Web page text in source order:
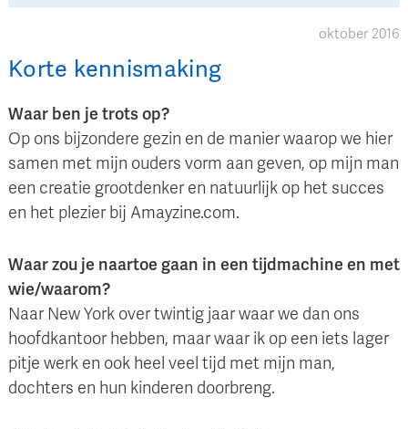
oktober 2016
Korte kennismaking
Waar ben je trots op?
Op ons bijzondere gezin en de manier waarop we hier
samen met mijn ouders vorm aan geven, op mijn man
een creatie grootdenker en natuurlijk op het succes
en het plezier bij Amayzine.com.
Waar zou je naartoe gaan in een tijdmachine en met
wie/waarom?
Naar New York over twintig jaar waar we dan ons
hoofdkantoor hebben, maar waar ik op een iets lager
pitje werk en ook heel veel tijd met mijn man,
dochters en hun kinderen doorbreng.